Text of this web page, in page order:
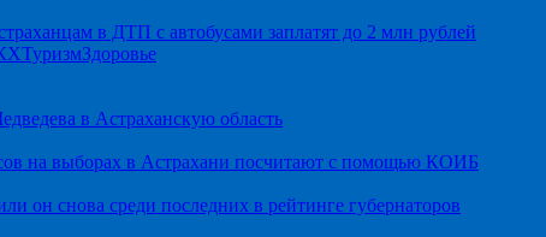
в ДТП с автобусами заплатят до 2 млн рублей
ТуризмЗдоровье
в Астраханскую область
на выборах в Астрахани посчитают с помощью КОИБ
он снова среди последних в рейтинге губернаторов